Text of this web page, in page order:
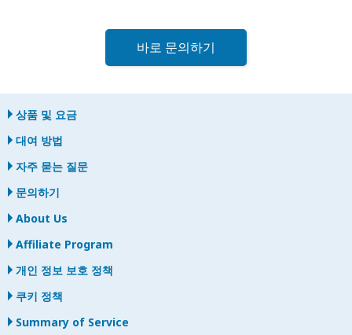
바로 문의하기
상품 및 요금
대여 방법
자주 묻는 질문
문의하기
About Us
Affiliate Program
개인 정보 보호 정책
쿠키 정책
Summary of Service